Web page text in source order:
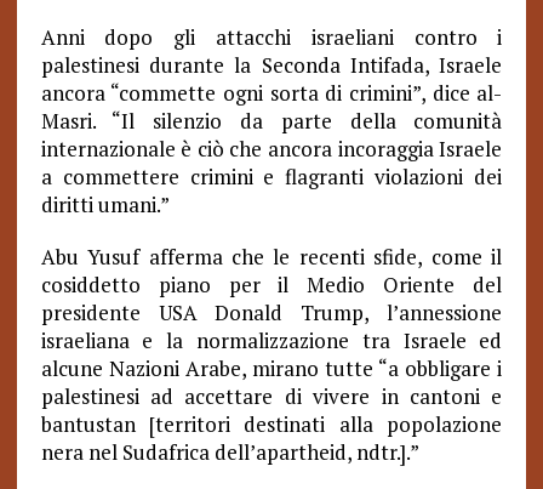
Anni dopo gli attacchi israeliani contro i
palestinesi durante la Seconda Intifada, Israele
ancora “commette ogni sorta di crimini”, dice al-
Masri. “Il silenzio da parte della comunità
internazionale è ciò che ancora incoraggia Israele
a commettere crimini e flagranti violazioni dei
diritti umani.”
Abu Yusuf afferma che le recenti sfide, come il
cosiddetto piano per il Medio Oriente del
presidente USA Donald Trump, l’annessione
israeliana e la normalizzazione tra Israele ed
alcune Nazioni Arabe, mirano tutte “a obbligare i
palestinesi ad accettare di vivere in cantoni e
bantustan [territori destinati alla popolazione
nera nel Sudafrica dell’apartheid, ndtr.].”